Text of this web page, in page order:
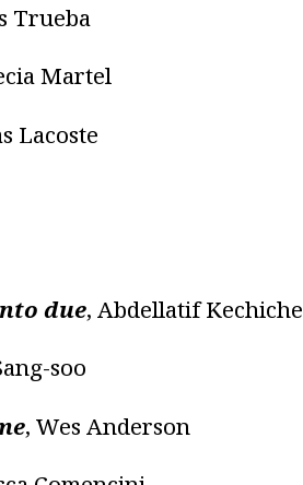
Trueba
Martel
Lacoste
due, Abdellatif Kechiche
soo
, Wes Anderson